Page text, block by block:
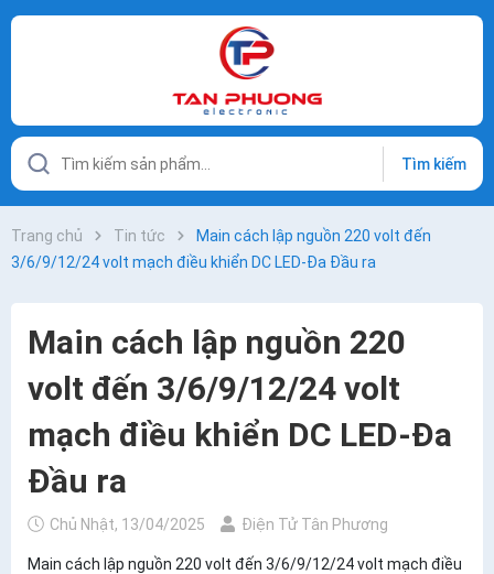
Tìm kiếm
Trang chủ Tin tức
Main cách lập nguồn 220 volt đến
3/6/9/12/24 volt mạch điều khiển DC LED-Đa Đầu ra
Main cách lập nguồn 220
volt đến 3/6/9/12/24 volt
mạch điều khiển DC LED-Đa
Đầu ra
Chủ Nhật, 13/04/2025 Điện Tử Tân Phương
Main cách lập nguồn 220 volt đến 3/6/9/12/24 volt mạch điều